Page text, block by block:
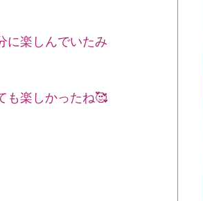
に楽しんでいたみ
も楽しかったね🥰